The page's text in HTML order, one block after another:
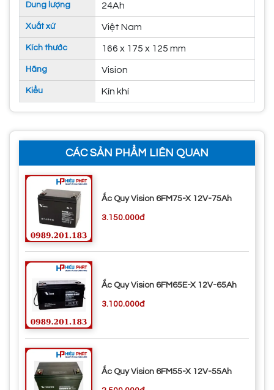
Dung lượng 24Ah
Xuất xứ Việt Nam
Kích thước 166 x 175 x 125 mm
Hãng Vision
Kiểu Kín khí
CÁC SẢN PHẨM LIÊN QUAN
Ắc Quy Vision 6FM75-X 12V-75Ah
3.150.000đ
Ắc Quy Vision 6FM65E-X 12V-65Ah
3.100.000đ
Ắc Quy Vision 6FM55-X 12V-55Ah